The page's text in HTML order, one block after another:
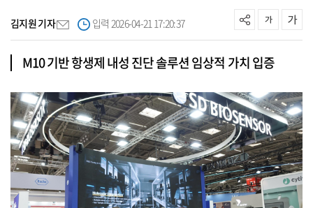
김지원 기자 입력 2026-04-21 17:20:37
M10 기반 항생제 내성 진단 솔루션 임상적 가치 입증